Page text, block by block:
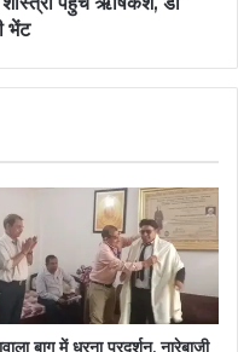
भेंट
बाग में धरना प्रदर्शन, नारेबाजी